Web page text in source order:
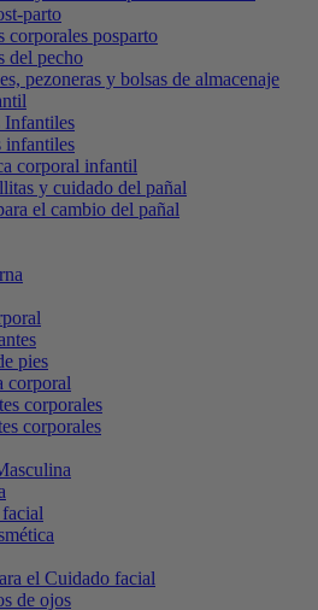
parto
corporales posparto
del pecho
pezoneras y bolsas de almacenaje
Infantiles
infantiles
corporal infantil
y cuidado del pañal
el cambio del pañal
pies
corporal
corporales
corporales
el Cuidado facial
de ojos